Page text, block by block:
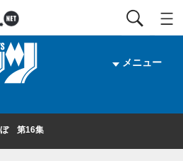
メニュー
第16集